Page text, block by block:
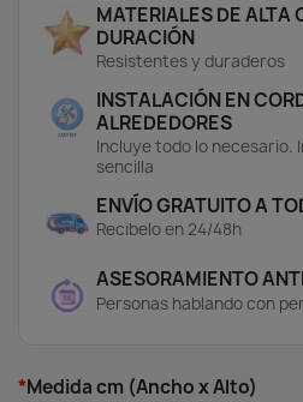
resinado, filtra la luz
privacidad sin oscurecer la
Perfecto para mantener la
durante el día en
🌑 Opaco:Bloquea
exterior, ofreciendo
entorno ideal para dormir
interrupciones. Muy útil
persianas.
🌤️ Screen:Compuesto por
raqueta y factor de
tejido regula eficazmente
privacidad.
MATERIALES DE ALTA
DURACIÓN
Resistentes y duraderos
INSTALACIÓN EN
ALREDEDORES
Incluye todo lo necesario.
sencilla
ENVÍO GRATUITO A
Recibelo en 24/48h
ASESORAMIENTO
Personas hablando con
*Medida cm (Ancho x Alto)